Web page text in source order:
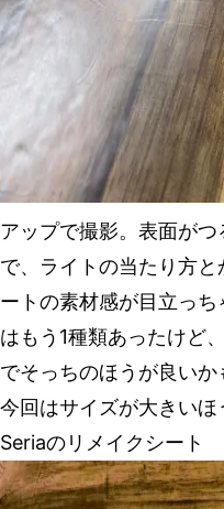
アップで撮影。表面が
で、ライトの当たり方
ートの素材感が目立っ
はもう1種類あったけど
でそっちのほうが良い
今回はサイズが大きい
Seriaのリメイクシート